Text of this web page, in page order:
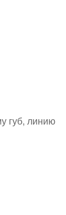
губ, линию